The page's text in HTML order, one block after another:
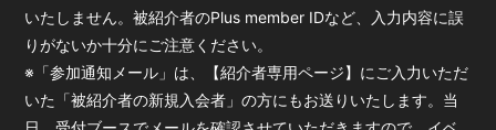
いたしません。被紹介者のPlus member IDなど、入力内容に誤
りがないか十分にご注意ください。
※「参加通知メール」は、【紹介者専用ページ】にご入力いただ
いた「被紹介者の新規入会者」の方にもお送りいたします。当